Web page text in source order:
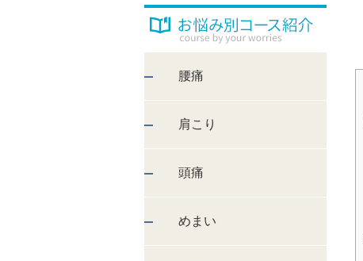
腰痛
肩こり
頭痛
めまい